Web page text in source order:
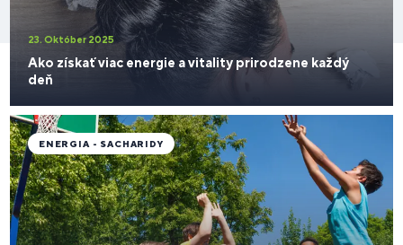
23. Október 2025
Ako získať viac energie a vitality prirodzene každý
deň
ENERGIA - SACHARIDY